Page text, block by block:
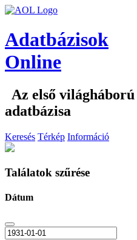
Adatbázisok
Online
Az első világháború
adatbázisa
Keresés Térkép Információ
Találatok szűrése
Dátum